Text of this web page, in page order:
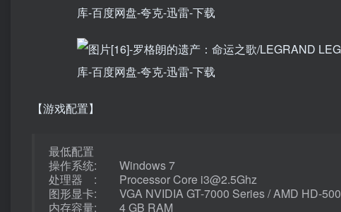
【游戏配置】
最低配置
操作系统: Windows 7
处理器 : Processor Core i3@2.5Ghz
图形显卡: VGA NVIDIA GT-7000 Series / AMD HD-
内存容量: 4 GB RAM